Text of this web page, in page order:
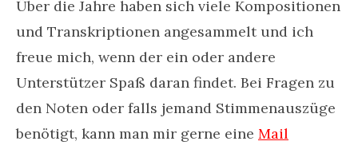
Über die Jahre haben sich viele Kompositionen
und Transkriptionen angesammelt und ich
freue mich, wenn der ein oder andere
Unterstützer Spaß daran findet. Bei Fragen zu
den Noten oder falls jemand Stimmenauszüge
benötigt, kann man mir gerne eine Mail